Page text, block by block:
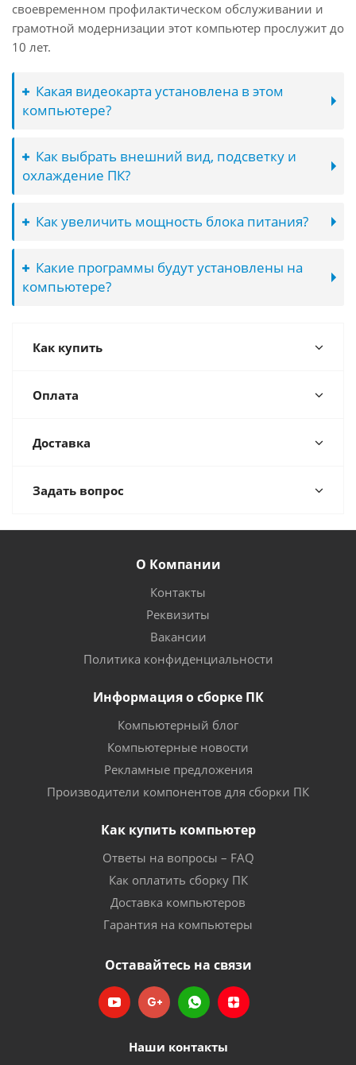
своевременном профилактическом обслуживании и
грамотной модернизации этот компьютер прослужит до
10 лет.
Какая видеокарта установлена в этом
компьютере?
Как выбрать внешний вид, подсветку и
охлаждение ПК?
Как увеличить мощность блока питания?
Какие программы будут установлены на
компьютере?
Как купить
Оплата
Доставка
Задать вопрос
О Компании
Контакты
Реквизиты
Вакансии
Политика конфиденциальности
Информация о сборке ПК
Компьютерный блог
Компьютерные новости
Рекламные предложения
Производители компонентов для сборки ПК
Как купить компьютер
Ответы на вопросы – FAQ
Как оплатить сборку ПК
Доставка компьютеров
Гарантия на компьютеры
Оставайтесь на связи
Наши контакты